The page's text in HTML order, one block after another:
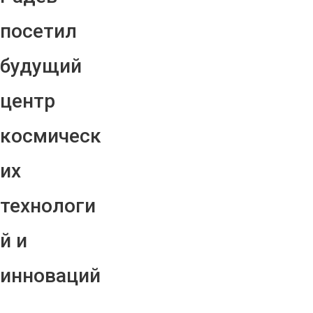
посетил
будущий
центр
космическ
их
технологи
й и
инноваций